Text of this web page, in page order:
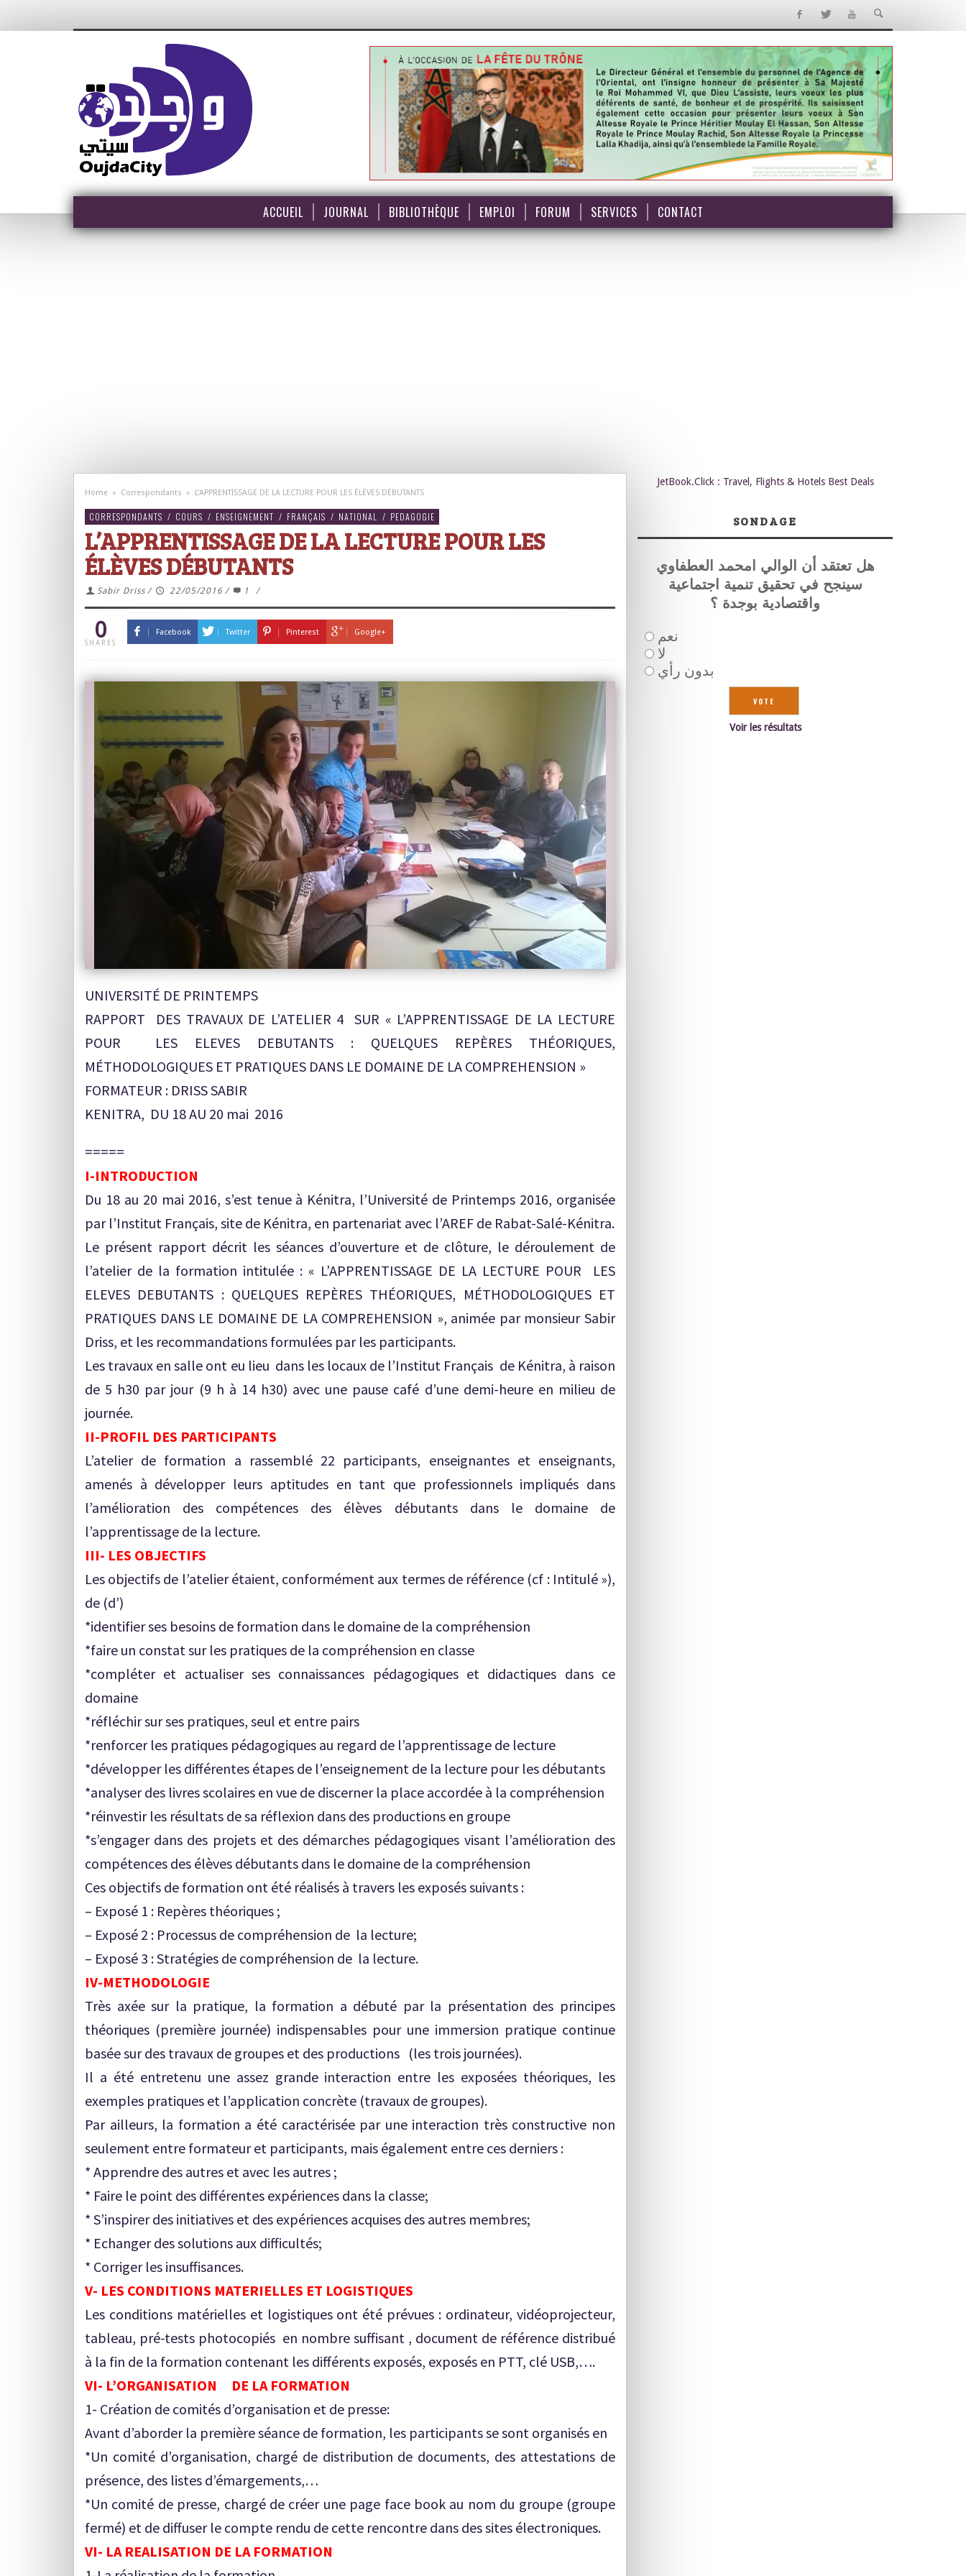
ACCUEIL JOURNAL BIBLIOTHÈQUE EMPLOI FORUM SERVICES CONTACT
Home » Correspondants » L’APPRENTISSAGE DE LA LECTURE POUR LES ÉLÈVES DÉBUTANTS
CORRESPONDANTS / COURS / ENSEIGNEMENT / FRANÇAIS / NATIONAL / PEDAGOGIE
L’APPRENTISSAGE DE LA LECTURE POUR LES
ÉLÈVES DÉBUTANTS
Sabir Driss / 22/05/2016 / 1 /
0
SHARES
Facebook Twitter Pinterest Google+
UNIVERSITÉ DE PRINTEMPS
RAPPORT DES TRAVAUX DE L’ATELIER 4 SUR « L’APPRENTISSAGE DE LA LECTURE
POUR LES ELEVES DEBUTANTS : QUELQUES REPÈRES THÉORIQUES,
MÉTHODOLOGIQUES ET PRATIQUES DANS LE DOMAINE DE LA COMPREHENSION »
FORMATEUR : DRISS SABIR
KENITRA, DU 18 AU 20 mai 2016
=====
I-INTRODUCTION
Du 18 au 20 mai 2016, s’est tenue à Kénitra, l’Université de Printemps 2016, organisée
par l’Institut Français, site de Kénitra, en partenariat avec l’AREF de Rabat-Salé-Kénitra.
Le présent rapport décrit les séances d’ouverture et de clôture, le déroulement de
l’atelier de la formation intitulée : « L’APPRENTISSAGE DE LA LECTURE POUR LES
ELEVES DEBUTANTS : QUELQUES REPÈRES THÉORIQUES, MÉTHODOLOGIQUES ET
PRATIQUES DANS LE DOMAINE DE LA COMPREHENSION », animée par monsieur Sabir
Driss, et les recommandations formulées par les participants.
Les travaux en salle ont eu lieu dans les locaux de l’Institut Français de Kénitra, à raison
de 5 h30 par jour (9 h à 14 h30) avec une pause café d’une demi-heure en milieu de
journée.
II-PROFIL DES PARTICIPANTS
L’atelier de formation a rassemblé 22 participants, enseignantes et enseignants,
amenés à développer leurs aptitudes en tant que professionnels impliqués dans
l’amélioration des compétences des élèves débutants dans le domaine de
l’apprentissage de la lecture.
III- LES OBJECTIFS
Les objectifs de l’atelier étaient, conformément aux termes de référence (cf : Intitulé »),
de (d’)
*identifier ses besoins de formation dans le domaine de la compréhension
*faire un constat sur les pratiques de la compréhension en classe
*compléter et actualiser ses connaissances pédagogiques et didactiques dans ce
domaine
*réfléchir sur ses pratiques, seul et entre pairs
*renforcer les pratiques pédagogiques au regard de l’apprentissage de lecture
*développer les différentes étapes de l’enseignement de la lecture pour les débutants
*analyser des livres scolaires en vue de discerner la place accordée à la compréhension
*réinvestir les résultats de sa réflexion dans des productions en groupe
*s’engager dans des projets et des démarches pédagogiques visant l’amélioration des
compétences des élèves débutants dans le domaine de la compréhension
Ces objectifs de formation ont été réalisés à travers les exposés suivants :
– Exposé 1 : Repères théoriques ;
– Exposé 2 : Processus de compréhension de la lecture;
– Exposé 3 : Stratégies de compréhension de la lecture.
IV-METHODOLOGIE
Très axée sur la pratique, la formation a débuté par la présentation des principes
théoriques (première journée) indispensables pour une immersion pratique continue
basée sur des travaux de groupes et des productions (les trois journées).
Il a été entretenu une assez grande interaction entre les exposées théoriques, les
exemples pratiques et l’application concrète (travaux de groupes).
Par ailleurs, la formation a été caractérisée par une interaction très constructive non
seulement entre formateur et participants, mais également entre ces derniers :
* Apprendre des autres et avec les autres ;
* Faire le point des différentes expériences dans la classe;
* S’inspirer des initiatives et des expériences acquises des autres membres;
* Echanger des solutions aux difficultés;
* Corriger les insuffisances.
V- LES CONDITIONS MATERIELLES ET LOGISTIQUES
Les conditions matérielles et logistiques ont été prévues : ordinateur, vidéoprojecteur,
tableau, pré-tests photocopiés en nombre suffisant , document de référence distribué
à la fin de la formation contenant les différents exposés, exposés en PTT, clé USB,….
VI- L’ORGANISATION DE LA FORMATION
1- Création de comités d’organisation et de presse:
Avant d’aborder la première séance de formation, les participants se sont organisés en
*Un comité d’organisation, chargé de distribution de documents, des attestations de
présence, des listes d’émargements,…
*Un comité de presse, chargé de créer une page face book au nom du groupe (groupe
fermé) et de diffuser le compte rendu de cette rencontre dans des sites électroniques.
VI- LA REALISATION DE LA FORMATION
JetBook.Click : Travel, Flights & Hotels Best Deals
SONDAGE
هل تعتقد أن الوالي امحمد العطفاوي
سينجح في تحقيق تنمية اجتماعية
واقتصادية بوجدة ؟
نعم
لا
بدون رأي
Voir les résultats